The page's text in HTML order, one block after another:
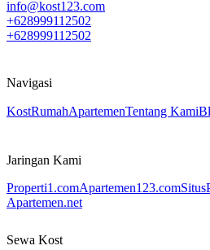
info@kost123.com
+628999112502
+628999112502
Navigasi
KostRumahApartemenTentang Kami
Jaringan Kami
Properti1.comApartemen123.com
Apartemen.net
Sewa Kost